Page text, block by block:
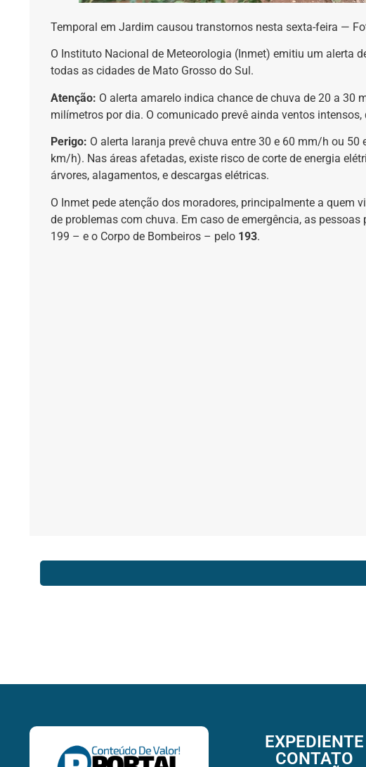
Temporal em Jardim causou transtornos nesta sexta-feira —
O Instituto Nacional de Meteorologia (Inmet) emitiu um alerta
todas as cidades de Mato Grosso do Sul.
Atenção: O alerta amarelo indica chance de chuva de 20 a 30
milímetros por dia. O comunicado prevê ainda ventos
Perigo: O alerta laranja prevê chuva entre 30 e 60 mm/h ou
km/h). Nas áreas afetadas, existe risco de corte de energia
árvores, alagamentos, e descargas elétricas.
O Inmet pede atenção dos moradores, principalmente a quem
de problemas com chuva. Em caso de emergência, as
199 – e o Corpo de Bombeiros – pelo 193.
EXPEDIENTE
CONTATO